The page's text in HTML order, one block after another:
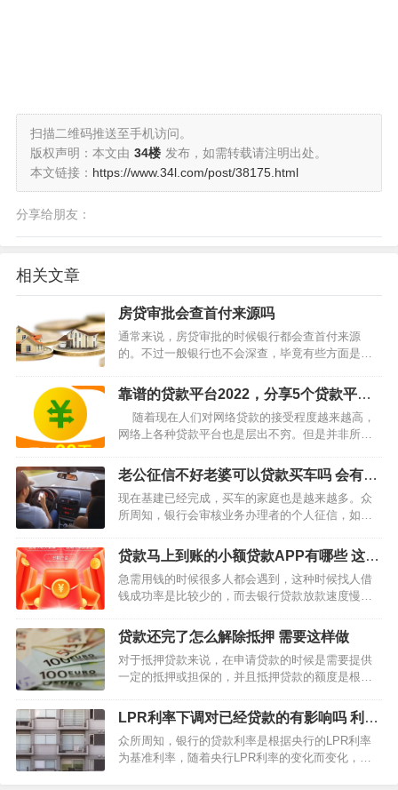
扫描二维码推送至手机访问。
版权声明：本文由 34楼 发布，如需转载请注明出处。
本文链接： https://www.34l.com/post/38175.html
分享给朋友：
相关文章
房贷审批会查首付来源吗
通常来说，房贷审批的时候银行都会查首付来源
的。不过一般银行也不会深查，毕竟有些方面是银
情况，如果没有大额欠款之类的基本就没有问题
了。所以在办房贷前最好把大额的网贷和信用卡还
完，避免被银行认定为套用…
靠谱的贷款平台2022，分享5个贷款平台
都比较靠谱
随着现在人们对网络贷款的接受程度越来越高，
网络上各种贷款平台也是层出不穷。但是并非所有
要对贷款平台的资质进行调查，避免在不合规的贷
款平台上申请借款。那么2022年靠…
老公征信不好老婆可以贷款买车吗 会有什
么影响
现在基建已经完成，买车的家庭也是越来越多。众
所周知，银行会审核业务办理者的个人征信，如果
单来说，如果已婚人士办理贷款，银行在审核贷款
时会对申请者和配偶的征信记录进行审核。 老公征
信不好老婆…
贷款马上到账的小额贷款APP有哪些 这些
下款快
急需用钱的时候很多人都会遇到，这种时候找人借
钱成功率是比较少的，而去银行贷款放款速度慢，
在选择网贷产品的时候，都希望当天能够拿到资
金。 贷款马上到账的小额贷款APP有哪些？ 乐享
借…
贷款还完了怎么解除抵押 需要这样做
对于抵押贷款来说，在申请贷款的时候是需要提供
一定的抵押或担保的，并且抵押贷款的额度是根据
款的额度最高不会超过抵押物评估价值的90%，在
众多的抵押贷款中，房屋抵押贷款的贷款率是最高
的。比如房屋抵押贷…
LPR利率下调对已经贷款的有影响吗 利息
会减少吗
众所周知，银行的贷款利率是根据央行的LPR利率
为基准利率，随着央行LPR利率的变化而变化，央